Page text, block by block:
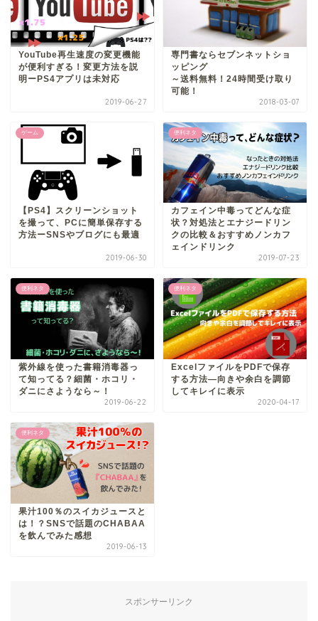
YouTube再生速度の変更機能
が便利すぎる！変更方法を説
明ーPS4アプリは未対応
2019-06-27
専門書ならセブンネットショ
ッピング
～送料無料！24時間受け取り
可能！
2018-03-07
ゲーム
【PS4】スクリーンショット
を撮って、PCに簡単保存する
方法ーSNSやブログにも最適
2019-06-30
便利ネタ
カフェイン中毒ってどんな症
状？対処法とエナジードリン
クの比較＆おすすめノンカフ
ェインドリンク
2019-07-23
便利ネタ
紫外線を使った書籍消毒器っ
て知ってる？細菌・ホコリ・
ダニにさようなら～！
2019-06-22
便利ネタ
ExcelファイルをPDFで保存
する方法―向きや余白を調節
してキレイに表示
2020-04-17
便利ネタ
果汁100％のスイカジュースと
は！？SNSで話題のCHABAA
を飲んでみた感想
2019-06-13
スポンサーリンク